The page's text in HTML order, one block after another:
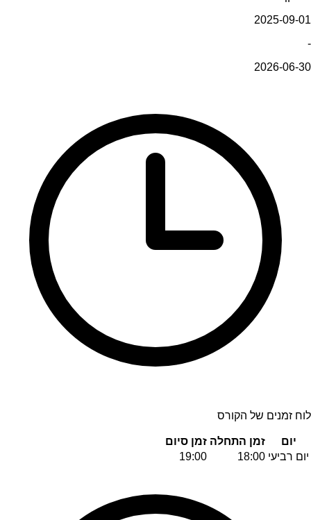
2025-09-01
-
2026-06-30
לוח זמנים של הקורס
יום זמן התחלה זמן סיום
יום רביעי 18:00
19:00